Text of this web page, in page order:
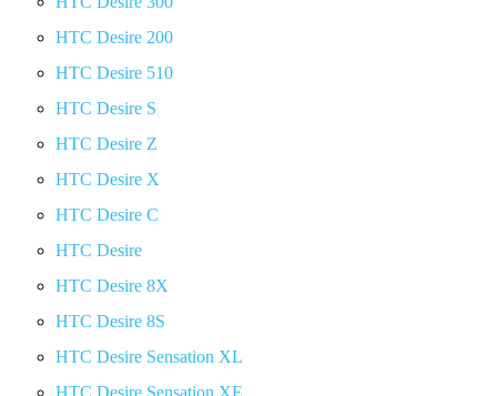
HTC Desire 200
HTC Desire 510
HTC Desire S
HTC Desire Z
HTC Desire X
HTC Desire C
HTC Desire
HTC Desire 8X
HTC Desire 8S
HTC Desire Sensation XL
HTC Desire Sensation XE